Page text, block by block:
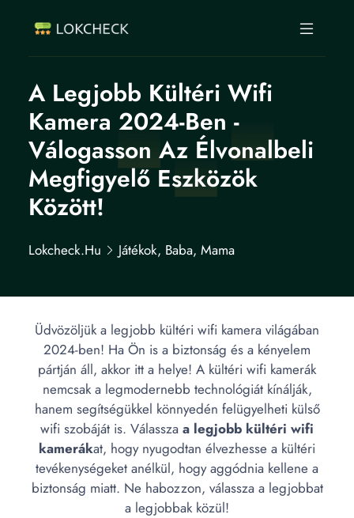
A Legjobb Kültéri Wifi
Kamera 2024-Ben -
Válogasson Az Élvonalbeli
Megfigyelő Eszközök
Között!
Lokcheck.hu Játékok, Baba, Mama
Üdvözöljük a legjobb kültéri wifi kamera világában
2024-ben! Ha Ön is a biztonság és a kényelem
pártján áll, akkor itt a helye! A kültéri wifi kamerák
nemcsak a legmodernebb technológiát kínálják,
hanem segítségükkel könnyedén felügyelheti külső
wifi szobáját is. Válassza a legjobb kültéri wifi
kamerákat, hogy nyugodtan élvezhesse a kültéri
tevékenységeket anélkül, hogy aggódnia kellene a
biztonság miatt. Ne habozzon, válassza a legjobbat
a legjobbak közül!